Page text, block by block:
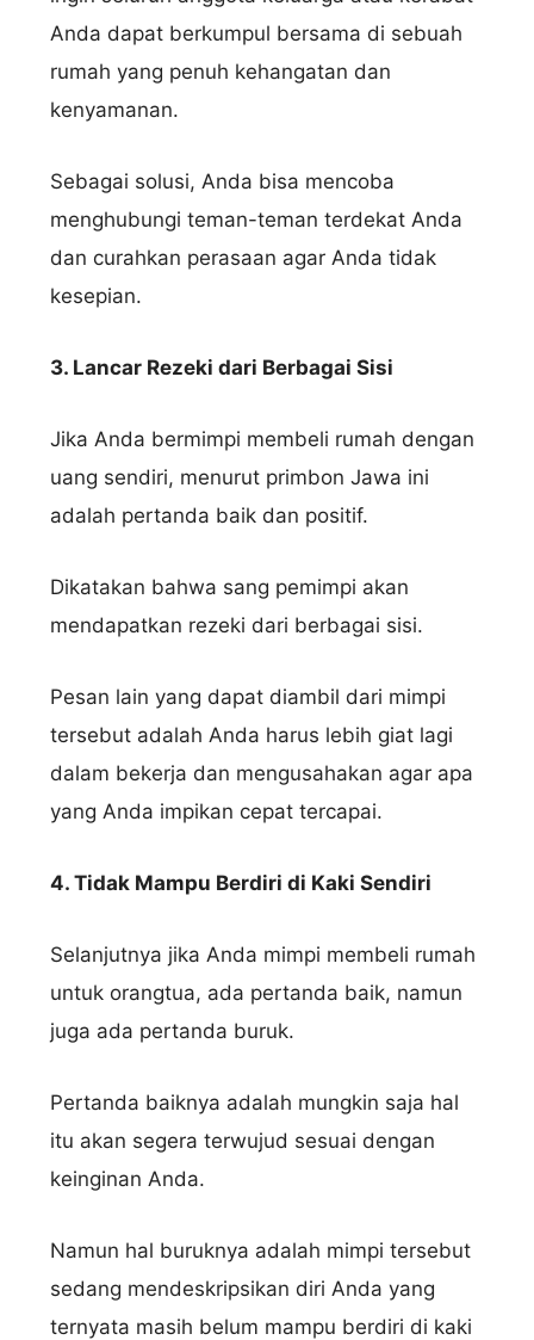
Anda dapat berkumpul bersama di sebuah
rumah yang penuh kehangatan dan
kenyamanan.
Sebagai solusi, Anda bisa mencoba
menghubungi teman-teman terdekat Anda
dan curahkan perasaan agar Anda tidak
kesepian.
3. Lancar Rezeki dari Berbagai Sisi
Jika Anda bermimpi membeli rumah dengan
uang sendiri, menurut primbon Jawa ini
adalah pertanda baik dan positif.
Dikatakan bahwa sang pemimpi akan
mendapatkan rezeki dari berbagai sisi.
Pesan lain yang dapat diambil dari mimpi
tersebut adalah Anda harus lebih giat lagi
dalam bekerja dan mengusahakan agar apa
yang Anda impikan cepat tercapai.
4. Tidak Mampu Berdiri di Kaki Sendiri
Selanjutnya jika Anda mimpi membeli rumah
untuk orangtua, ada pertanda baik, namun
juga ada pertanda buruk.
Pertanda baiknya adalah mungkin saja hal
itu akan segera terwujud sesuai dengan
keinginan Anda.
Namun hal buruknya adalah mimpi tersebut
sedang mendeskripsikan diri Anda yang
ternyata masih belum mampu berdiri di kaki
Nama Lengkap
Hubungi via WhatsApp